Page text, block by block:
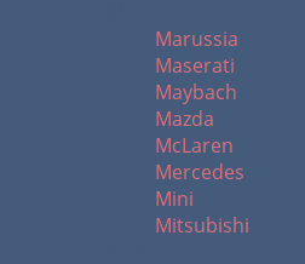
Marussia
Maserati
Maybach
Mazda
McLaren
Mercedes
Mini
Mitsubishi